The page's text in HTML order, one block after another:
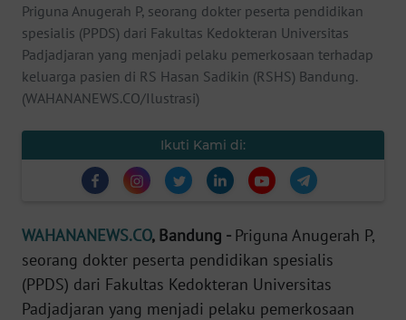
Priguna Anugerah P, seorang dokter peserta pendidikan
spesialis (PPDS) dari Fakultas Kedokteran Universitas
Padjadjaran yang menjadi pelaku pemerkosaan terhadap
keluarga pasien di RS Hasan Sadikin (RSHS) Bandung.
(WAHANANEWS.CO/Ilustrasi)
Ikuti Kami di:
WAHANANEWS.CO, Bandung - Priguna Anugerah P,
seorang dokter peserta pendidikan spesialis
(PPDS) dari Fakultas Kedokteran Universitas
Padjadjaran yang menjadi pelaku pemerkosaan
SERBA-SERBI
PENDIDIKAN
Informasi
INDEKS